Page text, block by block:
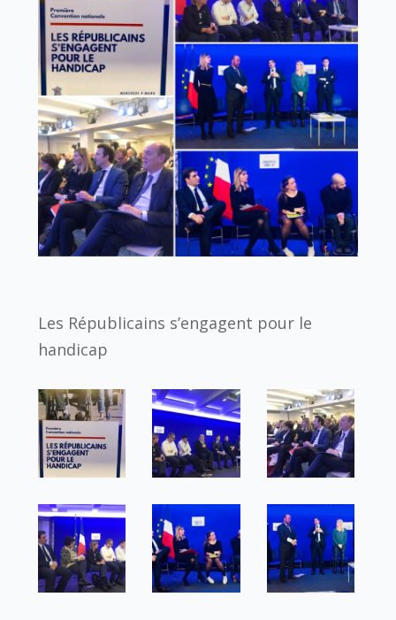
Les Républicains s’engagent pour le
handicap